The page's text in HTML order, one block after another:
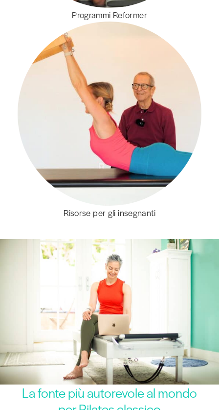
Programmi Reformer
Risorse per gli insegnanti
La fonte più autorevole al mondo